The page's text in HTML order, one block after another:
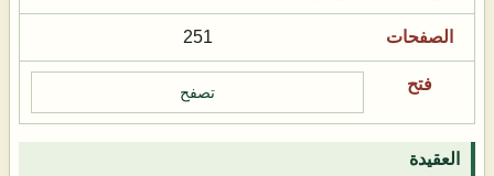
251
تصفح
العقيدة